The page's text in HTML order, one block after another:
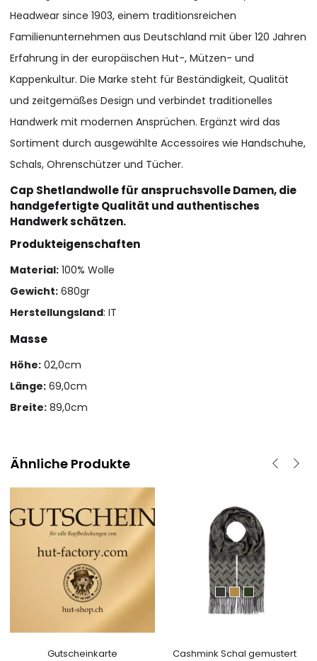
Headwear since 1903, einem traditionsreichen
Familienunternehmen aus Deutschland mit über 120 Jahren
Erfahrung in der europäischen Hut-, Mützen- und
Kappenkultur. Die Marke steht für Beständigkeit, Qualität
und zeitgemäßes Design und verbindet traditionelles
Handwerk mit modernen Ansprüchen. Ergänzt wird das
Sortiment durch ausgewählte Accessoires wie Handschuhe,
Schals, Ohrenschützer und Tücher.
Cap Shetlandwolle für anspruchsvolle Damen, die
handgefertigte Qualität und authentisches
Handwerk schätzen.
Produkteigenschaften
Material: 100% Wolle
Gewicht: 680gr
Herstellungsland: IT
Masse
Höhe: 02,0cm
Länge: 69,0cm
Breite: 89,0cm
Ähnliche Produkte
Gutscheinkarte Cashmink Schal gemustert